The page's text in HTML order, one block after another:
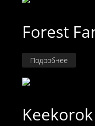
Forest
Подробнее